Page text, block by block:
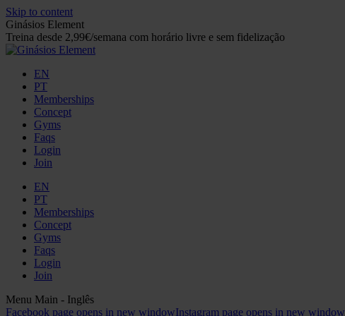
Skip to content
Ginásios Element
Treina desde 2,99€/semana com horário livre e sem fidelização
EN
PT
Memberships
Concept
Gyms
Faqs
Login
Join
EN
PT
Memberships
Concept
Gyms
Faqs
Login
Join
Menu Main - Inglês
Facebook page opens in new windowInstagram page opens in new window